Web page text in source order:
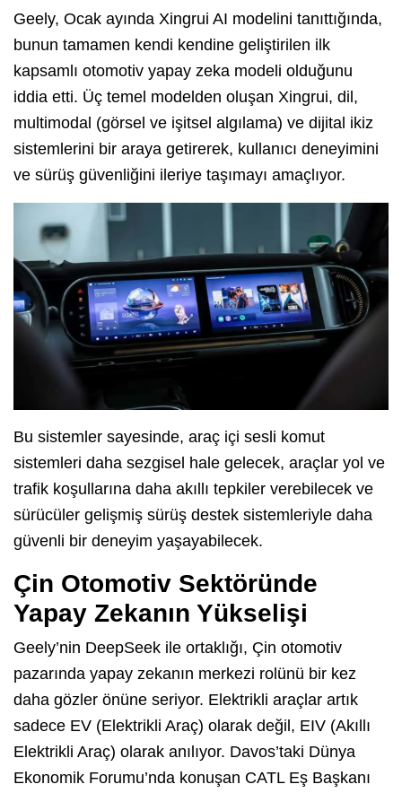
Geely, Ocak ayında Xingrui AI modelini tanıttığında,
bunun tamamen kendi kendine geliştirilen ilk
kapsamlı otomotiv yapay zeka modeli olduğunu
iddia etti. Üç temel modelden oluşan Xingrui, dil,
multimodal (görsel ve işitsel algılama) ve dijital ikiz
sistemlerini bir araya getirerek, kullanıcı deneyimini
ve sürüş güvenliğini ileriye taşımayı amaçlıyor.
Bu sistemler sayesinde, araç içi sesli komut
sistemleri daha sezgisel hale gelecek, araçlar yol ve
trafik koşullarına daha akıllı tepkiler verebilecek ve
sürücüler gelişmiş sürüş destek sistemleriyle daha
güvenli bir deneyim yaşayabilecek.
Çin Otomotiv Sektöründe
Yapay Zekanın Yükselişi
Geely’nin DeepSeek ile ortaklığı, Çin otomotiv
pazarında yapay zekanın merkezi rolünü bir kez
daha gözler önüne seriyor. Elektrikli araçlar artık
sadece EV (Elektrikli Araç) olarak değil, EIV (Akıllı
Elektrikli Araç) olarak anılıyor. Davos’taki Dünya
Ekonomik Forumu’nda konuşan CATL Eş Başkanı